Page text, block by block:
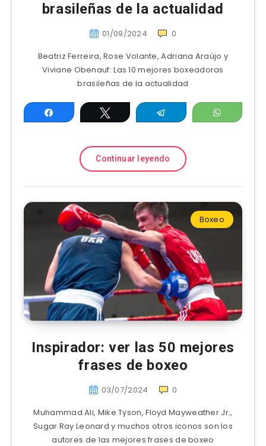
brasileñas de la actualidad
01/09/2024
0
Beatriz Ferreira, Rose Volante, Adriana Araújo y
Viviane Obenauf: Las 10 mejores boxeadoras
brasileñas de la actualidad
Compartir Twittear Telegram
Continuar leyendo
Boxeo
Inspirador: ver las 50 mejores
frases de boxeo
03/07/2024
0
Muhammad Ali, Mike Tyson, Floyd Mayweather Jr.,
Sugar Ray Leonard y muchos otros iconos son los
autores de las mejores frases de boxeo